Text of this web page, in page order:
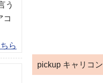
う
コ
ら
pickup キャリコン